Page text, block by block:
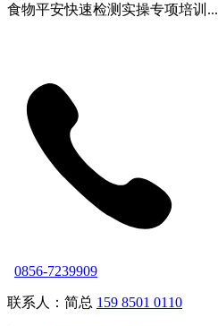
食物平安快速检测实操专项培训...
0856-7239909
联系人：简总 159 8501 0110